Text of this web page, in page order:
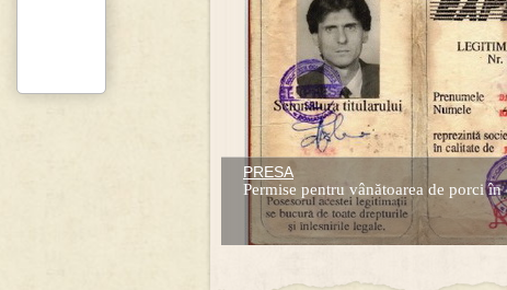
PRESA
Permise pentru vânătoarea de porci
Prima mea carte publicata (Nemira)
Averea Presedintelui: prima lucrare